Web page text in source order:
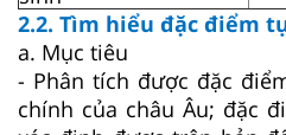
2.2. Tìm hiểu đặc điểm
a. Mục tiêu
- Phân tích được đặc
chính của châu Âu; đặc